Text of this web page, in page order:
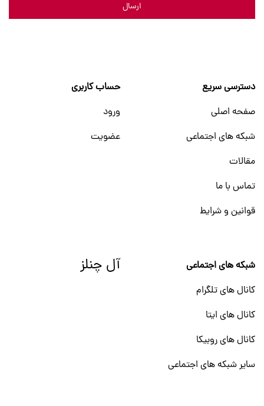
ارسال
دسترسی سریع
صفحه اصلی
شبکه های اجتماعی
مقالات
تماس با ما
قوانین و شرایط
حساب کاربری
ورود
عضویت
شبکه های اجتماعی
کانال های تلگرام
کانال های ایتا
کانال های روبیکا
سایر شبکه های اجتماعی
آل چنلز